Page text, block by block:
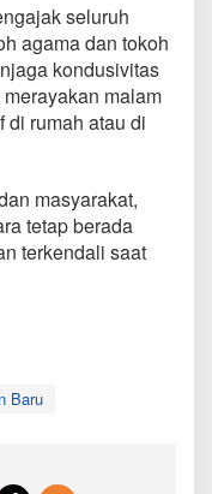
seluruh
agama dan tokoh
kondusivitas
malam
di rumah atau di
masyarakat,
tetap berada
terkendali saat
Baru